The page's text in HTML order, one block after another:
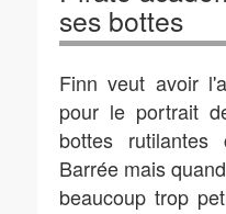
ses bottes
Finn veut avoir
pour le portrait
bottes
Barrée mais
beaucoup trop